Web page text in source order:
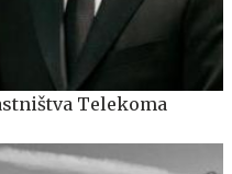
Telekoma